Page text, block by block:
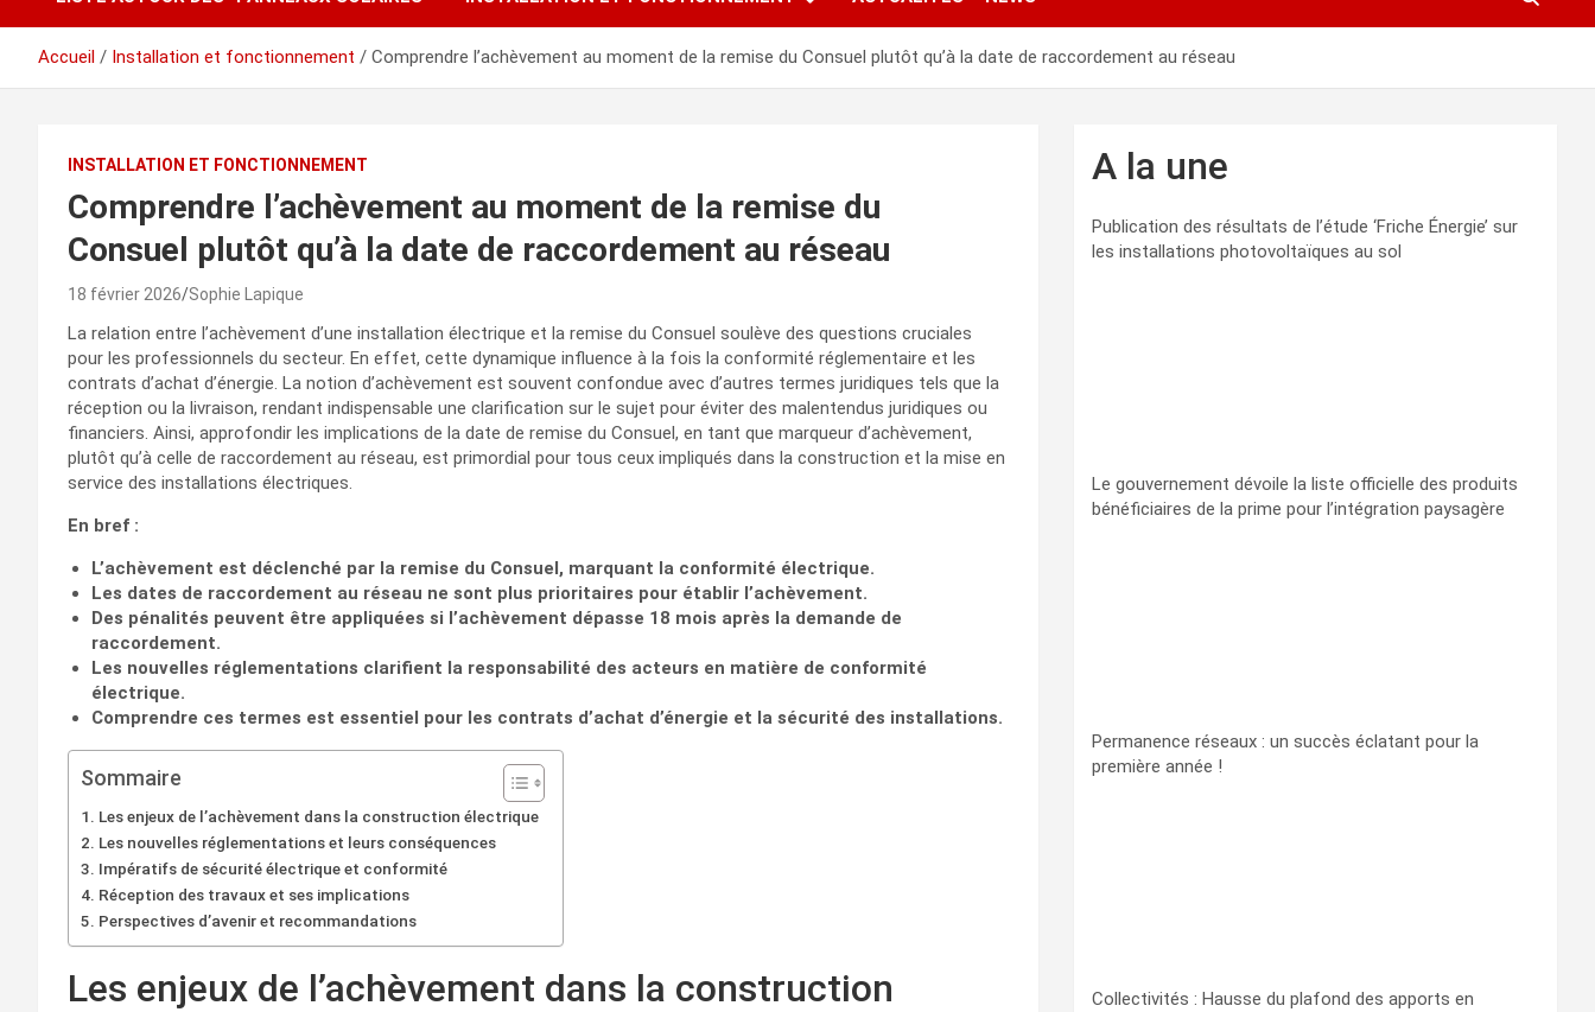
Accueil Installation et fonctionnement Comprendre l’achèvement au moment de la remise du Consuel plutôt qu’à la date de raccordement au réseau
INSTALLATION ET FONCTIONNEMENT
Comprendre l’achèvement au moment de la remise du
Consuel plutôt qu’à la date de raccordement au réseau
18 février 2026 Sophie Lapique
La relation entre l’achèvement d’une installation électrique et la remise du Consuel soulève des questions cruciales
pour les professionnels du secteur. En effet, cette dynamique influence à la fois la conformité réglementaire et les
contrats d’achat d’énergie. La notion d’achèvement est souvent confondue avec d’autres termes juridiques tels que la
réception ou la livraison, rendant indispensable une clarification sur le sujet pour éviter des malentendus juridiques ou
financiers. Ainsi, approfondir les implications de la date de remise du Consuel, en tant que marqueur d’achèvement,
plutôt qu’à celle de raccordement au réseau, est primordial pour tous ceux impliqués dans la construction et la mise en
service des installations électriques.
En bref :
L’achèvement est déclenché par la remise du Consuel, marquant la conformité électrique.
Les dates de raccordement au réseau ne sont plus prioritaires pour établir l’achèvement.
Des pénalités peuvent être appliquées si l’achèvement dépasse 18 mois après la demande de
raccordement.
Les nouvelles réglementations clarifient la responsabilité des acteurs en matière de conformité
électrique.
Comprendre ces termes est essentiel pour les contrats d’achat d’énergie et la sécurité des installations.
Sommaire
Les enjeux de l’achèvement dans la construction électrique
Les nouvelles réglementations et leurs conséquences
Impératifs de sécurité électrique et conformité
Réception des travaux et ses implications
Perspectives d’avenir et recommandations
Les enjeux de l’achèvement dans la construction
A la une
Publication des résultats de l’étude ‘Friche Énergie’ sur
les installations photovoltaïques au sol
Le gouvernement dévoile la liste officielle des produits
bénéficiaires de la prime pour l’intégration paysagère
Permanence réseaux : un succès éclatant pour la
première année !
Collectivités : Hausse du plafond des apports en